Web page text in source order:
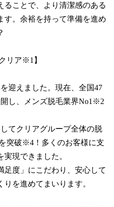
ることで、より清潔感のある
す。余裕を持って準備を進め
リア※1】
迎えました。現在、全国47
し、メンズ脱毛業界No1※2
てクリアグループ全体の脱
突破※4！多くのお客様に支
現できました。
足度」にこだわり、安心して
を進めてまいります。